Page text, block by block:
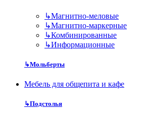
↳Магнитно-меловые
↳Магнитно-маркерные
↳Комбинированные
↳Информационные
↳Мольберты
Мебель для общепита и кафе
↳Подстолья